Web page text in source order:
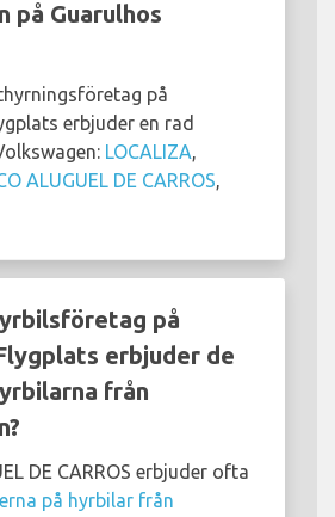
på Guarulhos
på
erbjuder en rad
LOCALIZA,
ALUGUEL DE CARROS,
på
erbjuder de
från
DE CARROS erbjuder ofta
på hyrbilar från